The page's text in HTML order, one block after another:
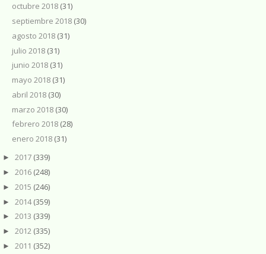
octubre 2018 (31)
septiembre 2018 (30)
agosto 2018 (31)
julio 2018 (31)
junio 2018 (31)
mayo 2018 (31)
abril 2018 (30)
marzo 2018 (30)
febrero 2018 (28)
enero 2018 (31)
► 2017 (339)
► 2016 (248)
► 2015 (246)
► 2014(359)
► 2013 (339)
► 2012 (335)
► 2011 (352)